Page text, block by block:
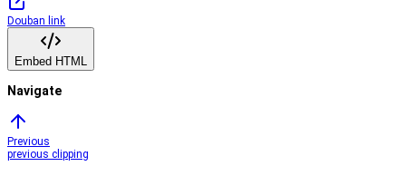
Douban link
Embed HTML
Navigate
Previous
previous clipping